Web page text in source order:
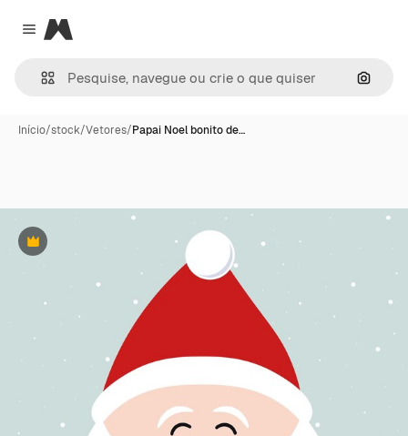
Close menu
Magnific
Início/stock/Vetores/Papai Noel bonito de…
Premium